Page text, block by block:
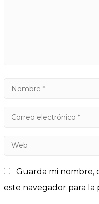
Guarda mi nombre,
este navegador para la